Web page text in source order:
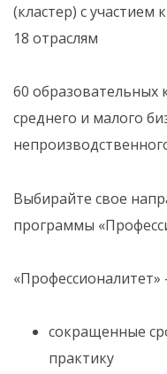
(кластер) с участием
18 отраслям
60 образовательных
среднего и малого
Выбирайте свое
программы
«Профессионалитет»
сокращенные
практику